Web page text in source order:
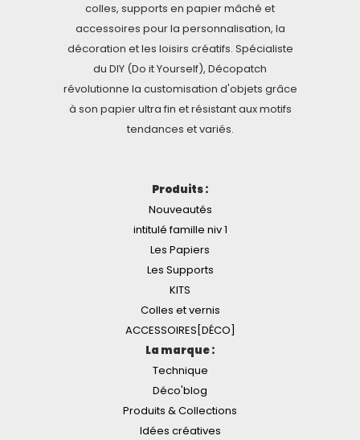
colles, supports en papier mâché et
accessoires pour la personnalisation, la
décoration et les loisirs créatifs. Spécialiste
du DIY (Do it Yourself), Décopatch
révolutionne la customisation d'objets grâce
à son papier ultra fin et résistant aux motifs
tendances et variés.
Produits :
Nouveautés
intitulé famille niv 1
Les Papiers
Les Supports
KITS
Colles et vernis
ACCESSOIRES[DÉCO]
La marque :
Technique
Déco'blog
Produits & Collections
Idées créatives